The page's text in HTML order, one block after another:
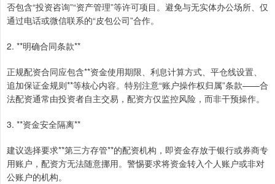
否包含“投资咨询”“资产管理”等许可项目。避免与无实体办公场所、仅
通过电话或微信联系的“皮包公司”合作。
2. **明确合同条款**
正规配资合同应包含**资金使用期限、利息计算方式、平仓线设置、
追加保证金规则**等核心内容。特别注意“账户操作权归属”条款——合
法配资通常由投资者自主交易，配资方仅监控风险，而非干预操作。
3. **资金安全隔离**
建议选择要求**第三方存管**的配资机构，即资金存放于银行或券商专
用账户，配资方无法随意挪用。警惕要求将资金转入个人账户或非对
公账户的机构。